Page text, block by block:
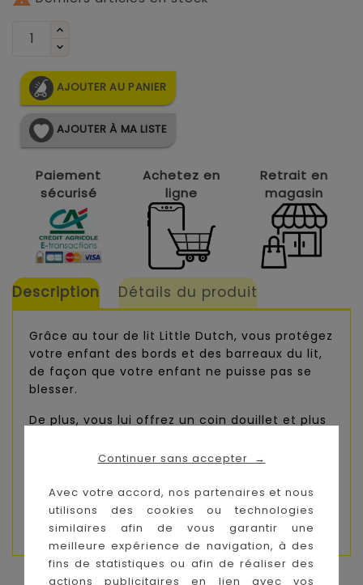
Continuer sans accepter →
Avec votre accord, nos partenaires et nous
utilisons des cookies ou technologies
similaires afin de vous garantir une
meilleure expérience de navigation, à des
fins de statistiques ou afin de réaliser des
actions publicitaires en lien avec vos
AJOUTER AU PANIER
AJOUTER À MA LISTE
Paiement
sécurisé
Achetez en
ligne
Retrait en
magasin
Description Détails du produit
Grâce au tour de lit Little Dutch, vous protégez
votre enfant des bords et des barreaux du lit,
de façon que votre enfant ne puisse pas se
blesser.
De plus, vous lui offrez un coin douillet et plus
nouer au lit à l’aide des nœuds papillon.
Composition :100% coton
Dimensions : 180x30